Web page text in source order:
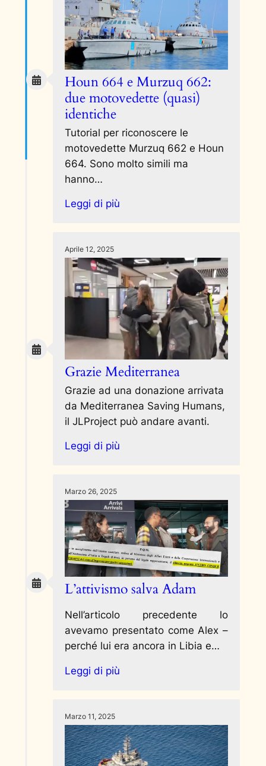
Houn 664 e Murzuq 662:
due motovedette (quasi)
identiche
Tutorial per riconoscere le
motovedette Murzuq 662 e Houn
664. Sono molto simili ma
hanno…
Leggi di più
Aprile 12, 2025
Grazie Mediterranea
Grazie ad una donazione arrivata
da Mediterranea Saving Humans,
il JLProject può andare avanti.
Leggi di più
Marzo 26, 2025
L’attivismo salva Adam
Nell’articolo precedente lo
avevamo presentato come Alex –
perché lui era ancora in Libia e…
Leggi di più
Marzo 11, 2025